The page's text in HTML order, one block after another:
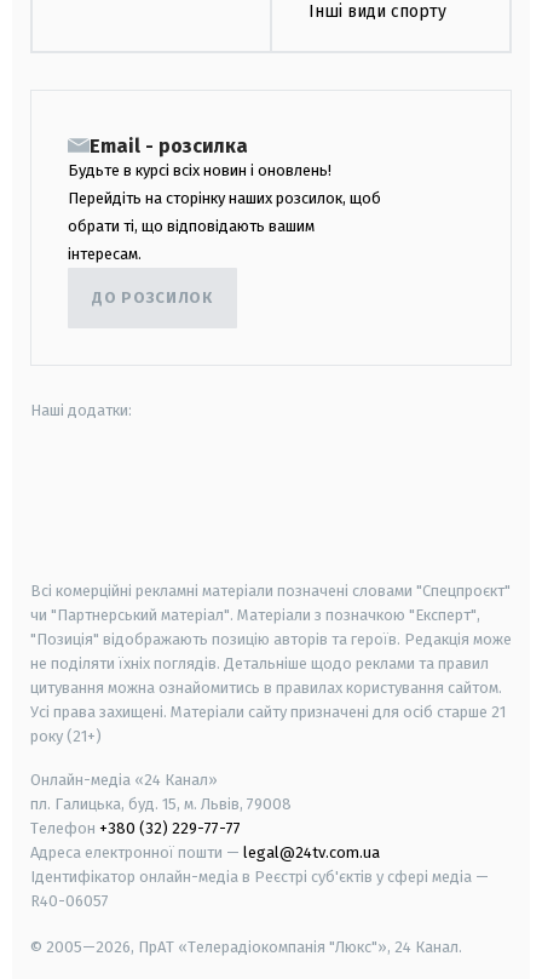
Інші види спорту
Email - розсилка
Будьте в курсі всіх новин і оновлень!
Перейдіть на сторінку наших розсилок, щоб
обрати ті, що відповідають вашим
інтересам.
ДО РОЗСИЛОК
Наші додатки:
Всі комерційні рекламні матеріали позначені словами "Спецпроєкт"
чи "Партнерський матеріал". Матеріали з позначкою "Експерт",
"Позиція" відображають позицію авторів та героїв. Редакція може
не поділяти їхніх поглядів. Детальніше щодо реклами та правил
цитування можна ознайомитись в правилах користування сайтом.
Усі права захищені. Матеріали сайту призначені для осіб старше 21
року (21+)
Онлайн-медіа «24 Канал»
пл. Галицька, буд. 15, м. Львів, 79008
Телефон +380 (32) 229-77-77
Адреса електронної пошти — legal@24tv.com.ua
Ідентифікатор онлайн-медіа в Реєстрі суб'єктів у сфері медіа —
R40-06057
© 2005—2026, ПрАТ «Телерадіокомпанія "Люкс"», 24 Канал.